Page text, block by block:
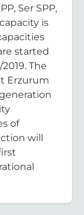
Ser SPP,
is
started
The
Erzurum
of
will